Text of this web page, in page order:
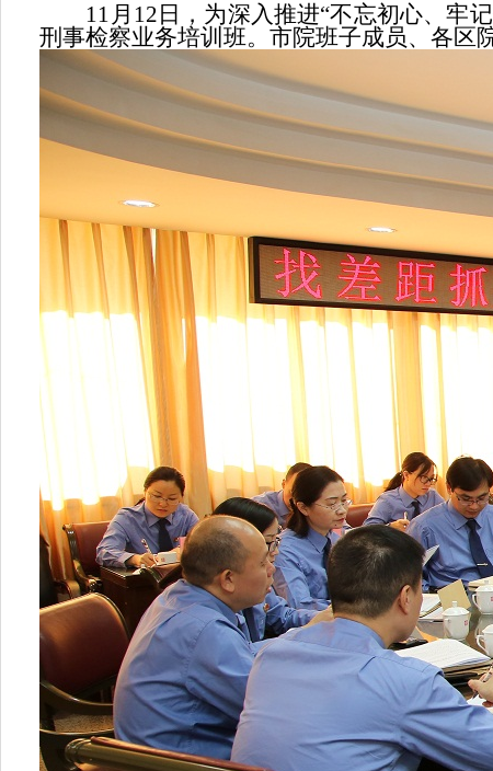
11月12日，为深入推进“不忘初心、牢记
刑事检察业务培训班。市院班子成员、各区